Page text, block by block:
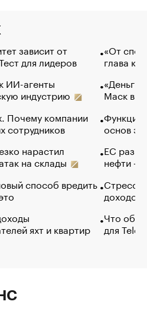
зависит от
для лидеров
ИИ-агенты
индустрию
Почему компании
сотрудников
нарастил
на склады
способ вредить
яхт и квартир
«От
глава
«Деньги
Маск в
Функции
основ
ЕС
нефти —
Стресс
доходов
Что
для